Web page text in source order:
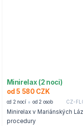
Minirelax (2 noci)
od 5 580 CZK
od 2 nocí od 2 osob CZ-
Minirelax v Mariánských
procedury